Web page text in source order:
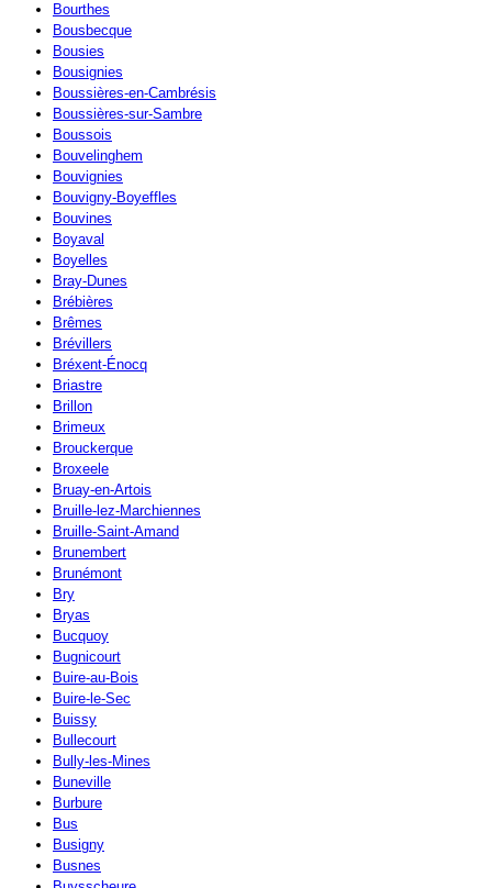
Bourthes
Bousbecque
Bousies
Bousignies
Boussières-en-Cambrésis
Boussières-sur-Sambre
Boussois
Bouvelinghem
Bouvignies
Bouvigny-Boyeffles
Bouvines
Boyaval
Boyelles
Bray-Dunes
Brébières
Brêmes
Brévillers
Bréxent-Énocq
Briastre
Brillon
Brimeux
Brouckerque
Broxeele
Bruay-en-Artois
Bruille-lez-Marchiennes
Bruille-Saint-Amand
Brunembert
Brunémont
Bry
Bryas
Bucquoy
Bugnicourt
Buire-au-Bois
Buire-le-Sec
Buissy
Bullecourt
Bully-les-Mines
Buneville
Burbure
Bus
Busigny
Busnes